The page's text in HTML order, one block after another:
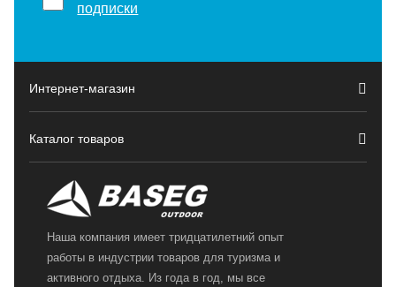
подписки
Интернет-магазин
Каталог товаров
Наша компания имеет тридцатилетний опыт
работы в индустрии товаров для туризма и
активного отдыха. Из года в год, мы все